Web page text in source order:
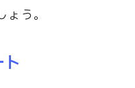
う。